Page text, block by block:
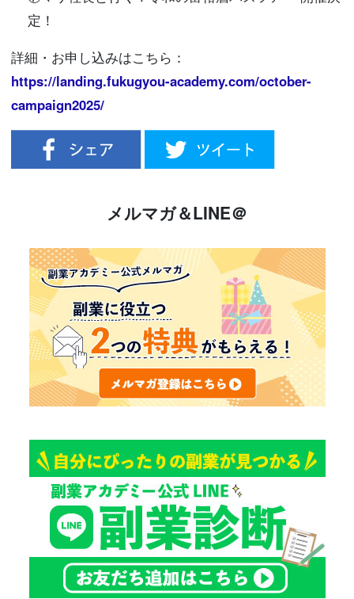
定！
詳細・お申し込みはこちら：
https://landing.fukugyou-academy.com/october-
campaign2025/
メルマガ＆LINE＠